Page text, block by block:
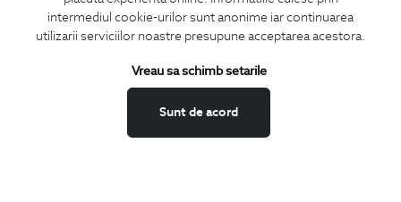
intermediul cookie-urilor sunt anonime iar continuarea
utilizarii serviciilor noastre presupune acceptarea acestora.
Sunt de acord
Vreau sa schimb setarile
CONCIERGE
Termeni si conditii
Schimburi si retur
Securitatea datelor
Feedback site
ANPC